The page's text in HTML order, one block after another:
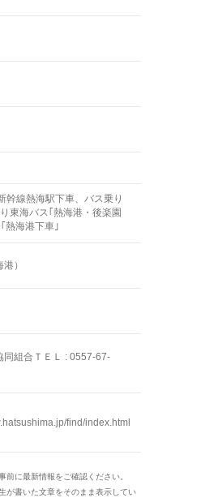
幹線熱海駅下車、バス乗り
東海バス｢熱海港・後楽園
熱海港下車｣
）
同組合ＴＥＬ : 0557-67-
find/index.html
前に最新情報をご確認ください。
が書いた文章をそのまま表示してい